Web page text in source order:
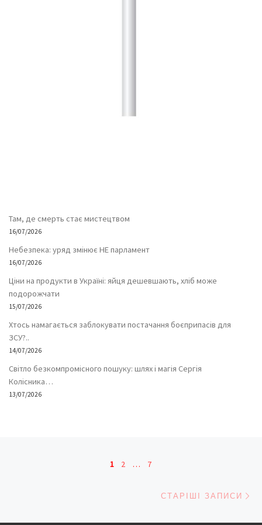
Там, де смерть стає мистецтвом
16/07/2026
Небезпека: уряд змінює НЕ парламент
16/07/2026
Ціни на продукти в Україні: яйця дешевшають, хліб може
подорожчати
15/07/2026
Хтось намагається заблокувати постачання боєприпасів для
ЗСУ?..
14/07/2026
Світло безкомпромісного пошуку: шлях і магія Сергія
Колісника…
13/07/2026
Навігація записів
1 2 … 7
СТАРІШІ ЗАПИСИ